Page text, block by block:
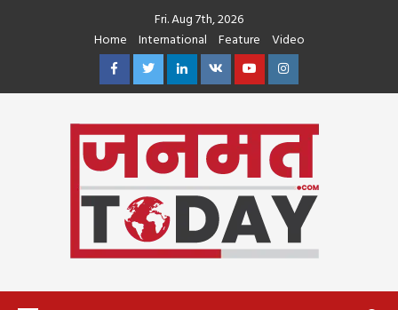
Fri. Aug 7th, 2026
Home
International Feature
Video
FacebookTwitterLinkedin
VK YoutubeInstagram